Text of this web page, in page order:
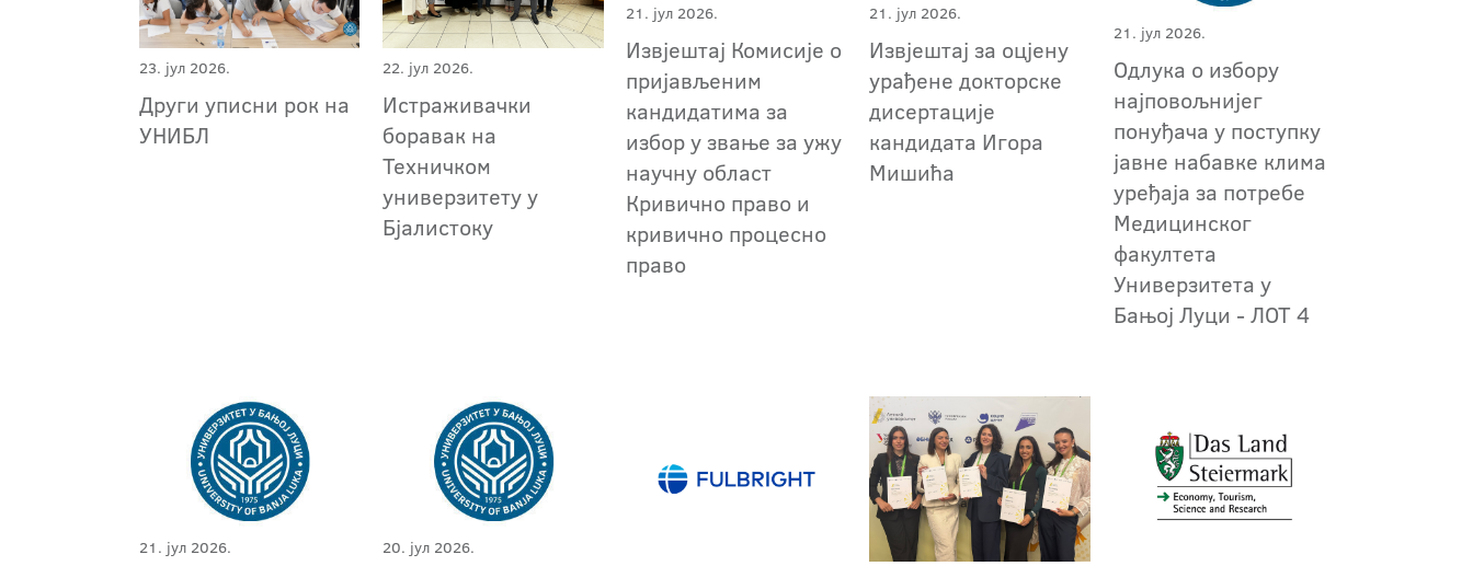
23. јул 2026.
Други уписни рок на
УНИБЛ
22. јул 2026.
Истраживачки
боравак на
Техничком
универзитету у
Бјалистоку
21. јул 2026.
Извјештај Комисије о
пријављеним
кандидатима за
избор у звање за ужу
научну област
Кривично право и
кривично процесно
право
21. јул 2026.
Извјештај за оцјену
урађене докторске
дисертације
кандидата Игора
Мишића
21. јул 2026.
Одлука о избору
најповољнијег
понуђача у поступку
јавне набавке клима
уређаја за потребе
Медицинског
факултета
Универзитета у
Бањој Луци - ЛОТ 4
21. јул 2026. 20. јул 2026.